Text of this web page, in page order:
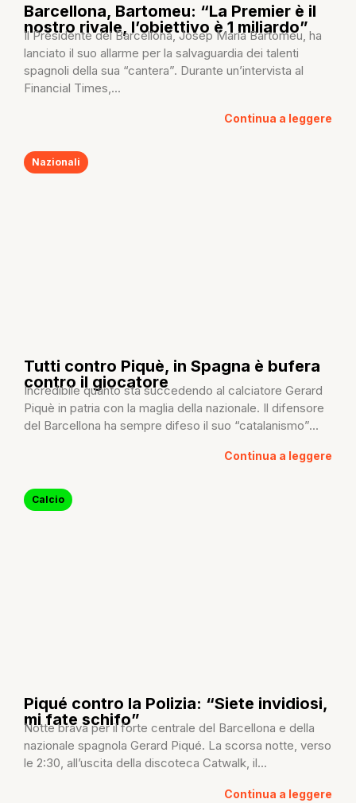
Barcellona, Bartomeu: “La Premier è il
nostro rivale, l’obiettivo è 1 miliardo”
Il Presidente del Barcellona, Josep Maria Bartomeu, ha
lanciato il suo allarme per la salvaguardia dei talenti
spagnoli della sua “cantera”. Durante un’intervista al
Financial Times,...
Continua a leggere
Nazionali
Tutti contro Piquè, in Spagna è bufera
contro il giocatore
Incredibile quanto sta succedendo al calciatore Gerard
Piquè in patria con la maglia della nazionale. Il difensore
del Barcellona ha sempre difeso il suo “catalanismo”...
Continua a leggere
Calcio
Piqué contro la Polizia: “Siete invidiosi,
mi fate schifo”
Notte brava per il forte centrale del Barcellona e della
nazionale spagnola Gerard Piqué. La scorsa notte, verso
le 2:30, all’uscita della discoteca Catwalk, il...
Continua a leggere